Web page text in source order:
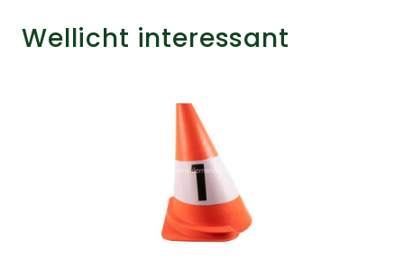
Wellicht interessant